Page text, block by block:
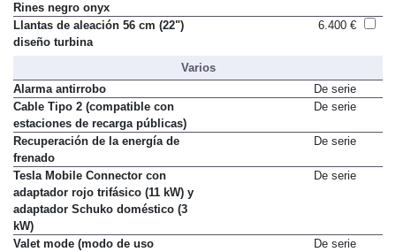
Rines negro onyx
Llantas de aleación 56 cm (22")
diseño turbina
6.400 €
Varios
Alarma antirrobo
De serie
Cable Tipo 2 (compatible con
estaciones de recarga públicas)
De serie
Recuperación de la energía de
frenado
De serie
Tesla Mobile Connector con
adaptador rojo trifásico (11 kW) y
adaptador Schuko doméstico (3
kW)
De serie
Valet mode (modo de uso
De serie